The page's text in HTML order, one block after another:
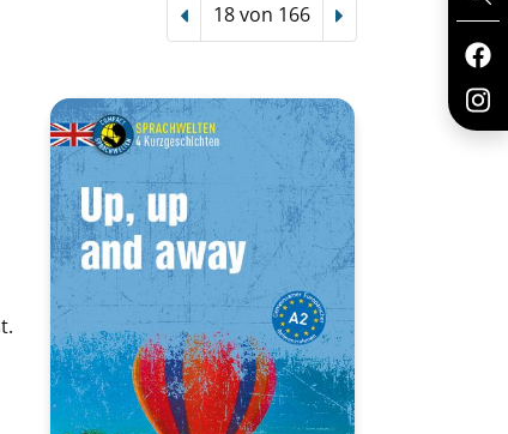
Vorheriger Treffer
18 von 166 Nächster Treffer